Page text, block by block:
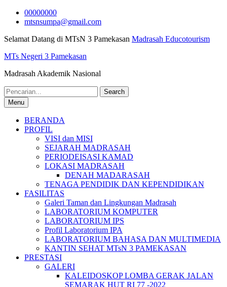
Skip
00000000
mtsnsumpa@gmail.com
Selamat Datang di MTsN 3 Pamekasan Madrasah Educotourism
MTs Negeri 3 Pamekasan
Madrasah Akademik Nasional
Search
for:Menu
BERANDA
PROFIL
VISI dan MISI
SEJARAH MADRASAH
PERIODEISASI KAMAD
LOKASI MADRASAH
DENAH MADARASAH
TENAGA PENDIDIK DAN KEPENDIDIKAN
FASILITAS
Galeri Taman dan Lingkungan Madrasah
LABORATORIUM KOMPUTER
LABORATORIUM IPS
Profil Laboratorium IPA
LABORATORIUM BAHASA DAN MULTIMEDIA
KANTIN SEHAT MTsN 3 PAMEKASAN
PRESTASI
GALERI
KALEIDOSKOP LOMBA GERAK JALAN
SEMARAK HUT RI 77 -2022